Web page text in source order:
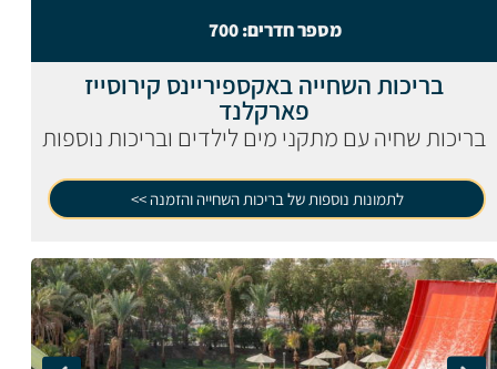
מספר חדרים:700
בריכות השחייה באקספיריינס קירוסייז
פארקלנד
בריכות שחיה עם מתקני מים לילדים ובריכות נוספות
לתמונות נוספות של בריכות השחייה והזמנה >>